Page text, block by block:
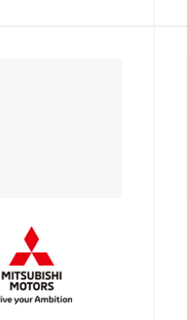
ー☆
ショップスタッフの
ご紹介が遅くなりま
より岸和田店メンバ